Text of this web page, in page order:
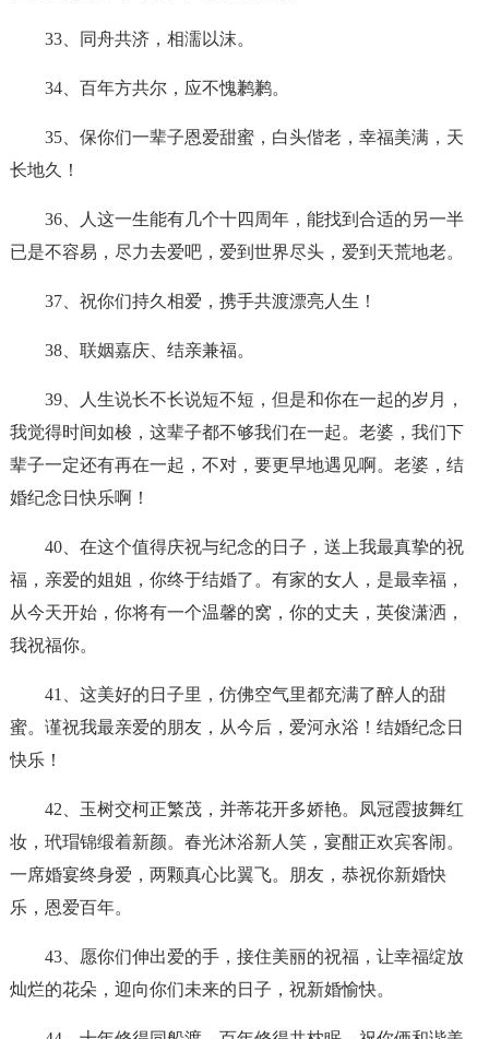
33、同舟共济，相濡以沫。
34、百年方共尔，应不愧鹣鹣。
35、保你们一辈子恩爱甜蜜，白头偕老，幸福美满，天
长地久！
36、人这一生能有几个十四周年，能找到合适的另一半
已是不容易，尽力去爱吧，爱到世界尽头，爱到天荒地老。
37、祝你们持久相爱，携手共渡漂亮人生！
38、联姻嘉庆、结亲兼福。
39、人生说长不长说短不短，但是和你在一起的岁月，
我觉得时间如梭，这辈子都不够我们在一起。老婆，我们下
辈子一定还有再在一起，不对，要更早地遇见啊。老婆，结
婚纪念日快乐啊！
40、在这个值得庆祝与纪念的日子，送上我最真挚的祝
福，亲爱的姐姐，你终于结婚了。有家的女人，是最幸福，
从今天开始，你将有一个温馨的窝，你的丈夫，英俊潇洒，
我祝福你。
41、这美好的日子里，仿佛空气里都充满了醉人的甜
蜜。谨祝我最亲爱的朋友，从今后，爱河永浴！结婚纪念日
快乐！
42、玉树交柯正繁茂，并蒂花开多娇艳。凤冠霞披舞红
妆，玳瑁锦缎着新颜。春光沐浴新人笑，宴酣正欢宾客闹。
一席婚宴终身爱，两颗真心比翼飞。朋友，恭祝你新婚快
乐，恩爱百年。
43、愿你们伸出爱的手，接住美丽的祝福，让幸福绽放
灿烂的花朵，迎向你们未来的日子，祝新婚愉快。